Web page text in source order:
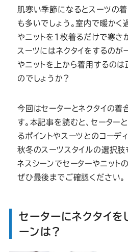
肌寒い季節になるとスーツの
も多いでしょう。室内で暖かく
やニットを1枚着るだけで寒さ
スーツにはネクタイをするのが
やニットを上から着用するのは
のでしょうか？
今回はセーターとネクタイの着
す。本記事を読むと、セーター
るポイントやスーツとのコーデ
秋冬のスーツスタイルの選択肢
ネスシーンでセーターやニット
ぜひ最後までご確認ください。
セーターにネクタイを
ーンは？